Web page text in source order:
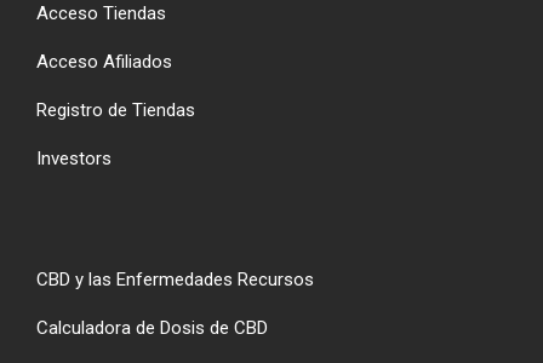
Acceso Tiendas
Acceso Afiliados
Registro de Tiendas
Investors
CBD y las Enfermedades Recursos
Calculadora de Dosis de CBD